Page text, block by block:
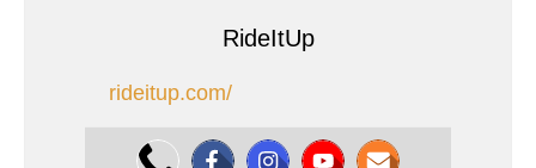
RideItUp
rideitup.com/